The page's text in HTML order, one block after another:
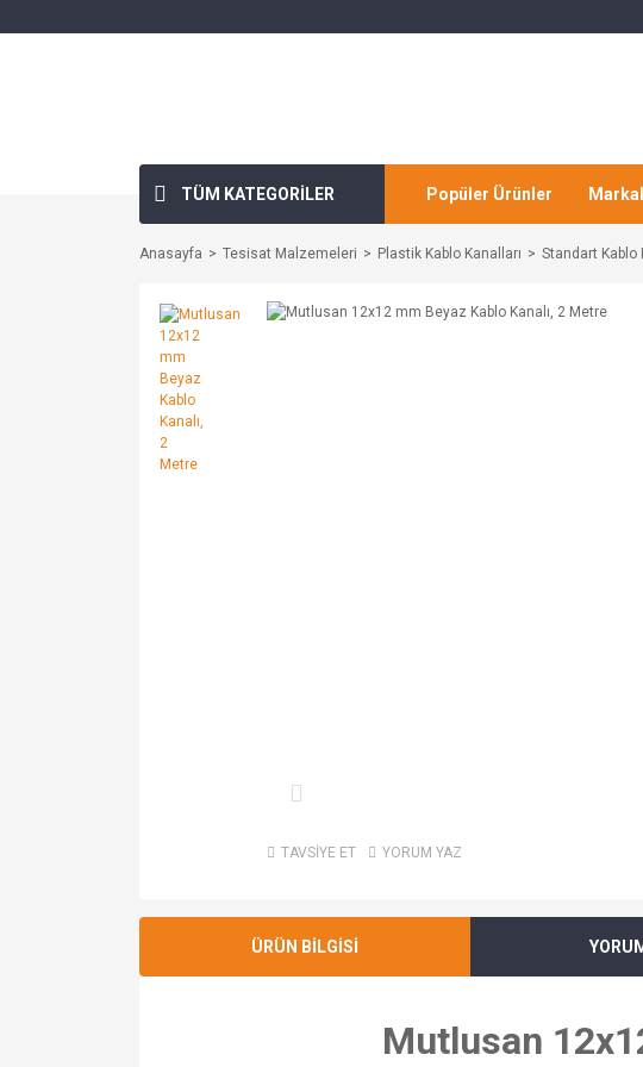
TÜM KATEGORİLER Popüler Ürünler
Anasayfa Tesisat Malzemeleri Plastik Kablo Kanalları Standart Kablo
TAVSİYE ET YORUM YAZ
ÜRÜN BİLGİSİ
Mutlusan